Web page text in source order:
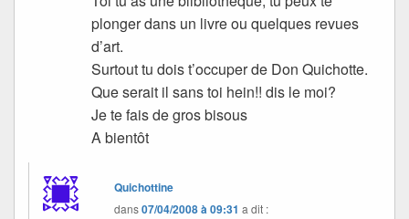
plonger dans un livre ou quelques revues
d’art.
Surtout tu dois t’occuper de Don Quichotte.
Que serait il sans toi hein!! dis le moi?
Je te fais de gros bisous
A bientôt
Quichottine
dans07/04/2008 à 09:31 a dit :